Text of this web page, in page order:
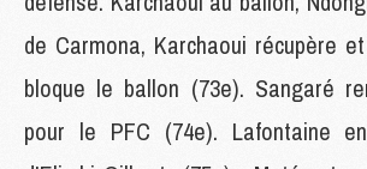
de Carmona, Karchaoui récupère
bloque le ballon (73e). Sangaré
pour le PFC (74e). Lafontaine